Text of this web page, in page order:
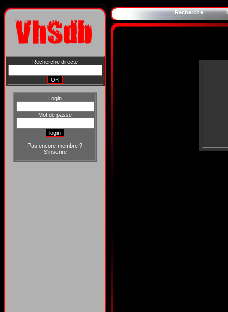
Recherche directe
Login
Mot de passe
Pas encore membre ?
S'inscrire
Recherche